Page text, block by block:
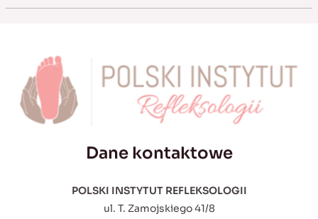
Dane kontaktowe
POLSKI INSTYTUT REFLEKSOLOGII
ul. T. Zamojskiego 41/8